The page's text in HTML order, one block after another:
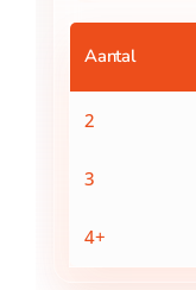
Puzzel
Aantal
2
3
4+